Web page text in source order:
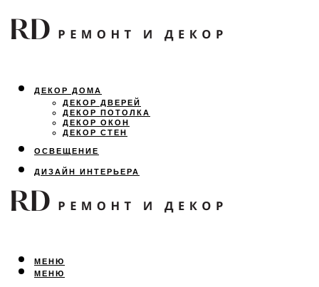
ДЕКОР ДОМА
ДЕКОР ДВЕРЕЙ
ДЕКОР ПОТОЛКА
ДЕКОР ОКОН
ДЕКОР СТЕН
ОСВЕЩЕНИЕ
ДИЗАЙН ИНТЕРЬЕРА
ЛАНДШАФТНЫЙ ДИЗАЙН
ВСЕ ПРО РЕМОНТ
МЕНЮ
МЕНЮ